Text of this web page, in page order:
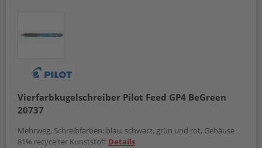
Vierfarbkugelschreiber Pilot Feed GP4 BeGreen
20737
Mehrweg, Schreibfarben: blau, schwarz, grün und rot, Gehäuse
81% recycelter Kunststoff Details